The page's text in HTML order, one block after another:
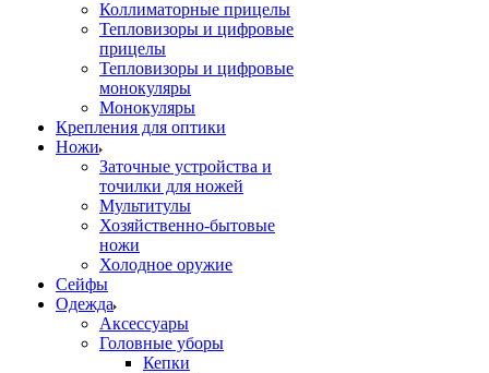
Коллиматорные прицелы
Тепловизоры и цифровые
прицелы
Тепловизоры и цифровые
монокуляры
Монокуляры
Крепления для оптики
Ножи
Заточные устройства и
точилки для ножей
Мультитулы
Хозяйственно-бытовые
ножи
Холодное оружие
Сейфы
Одежда
Аксессуары
Головные уборы
Кепки